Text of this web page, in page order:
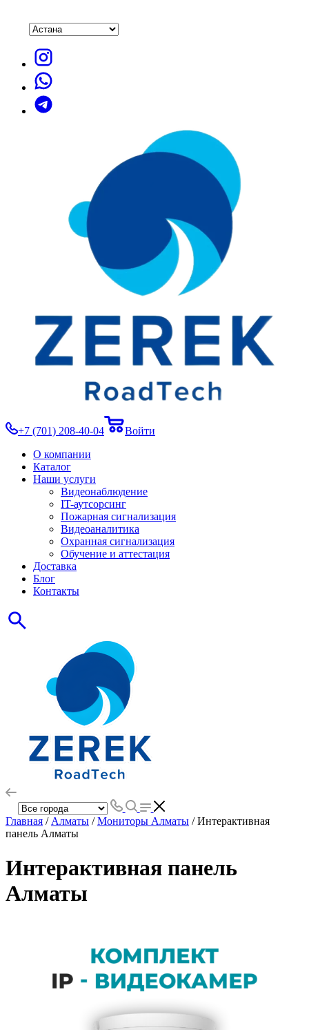
+7 (701) 208-40-04
Войти
О компании
Каталог
Наши услуги
Видеонаблюдение
IT-аутсорсинг
Пожарная сигнализация
Видеоаналитика
Охранная сигнализация
Обучение и аттестация
Доставка
Блог
Контакты
Главная / Алматы /Мониторы Алматы / Интерактивная
панель Алматы
Интерактивная панель
Алматы